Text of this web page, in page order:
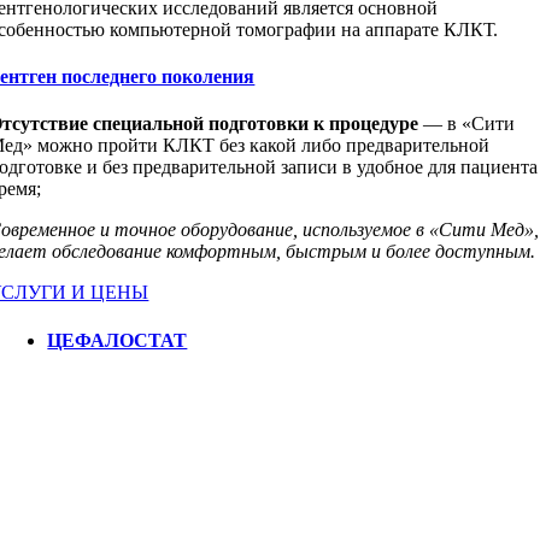
исследований является основной
компьютерной томографии на аппарате КЛКТ.
последнего поколения
специальной подготовки к процедуре — в «Сити
можно пройти КЛКТ без какой либо предварительной
и без предварительной записи в удобное для пациента
и точное оборудование, используемое в «Сити Мед»,
обследование комфортным, быстрым и более доступным.
И ЦЕНЫ
ЦЕФАЛОСТАТ